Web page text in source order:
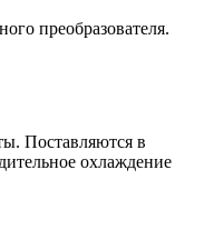
преобразователя.
Поставляются в
охлаждение